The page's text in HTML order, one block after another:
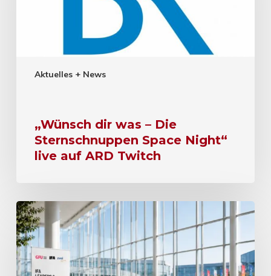
Aktuelles + News
„Wünsch dir was – Die
Sternschnuppen Space Night“
live auf ARD Twitch